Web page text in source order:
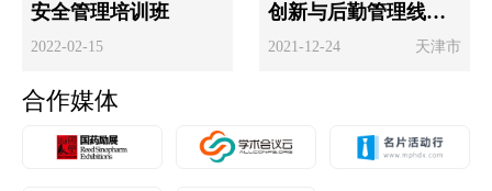
安全管理培训班
2022-02-15
创新与后勤管理线上
培训班
2021-12-24 天津市
合作媒体